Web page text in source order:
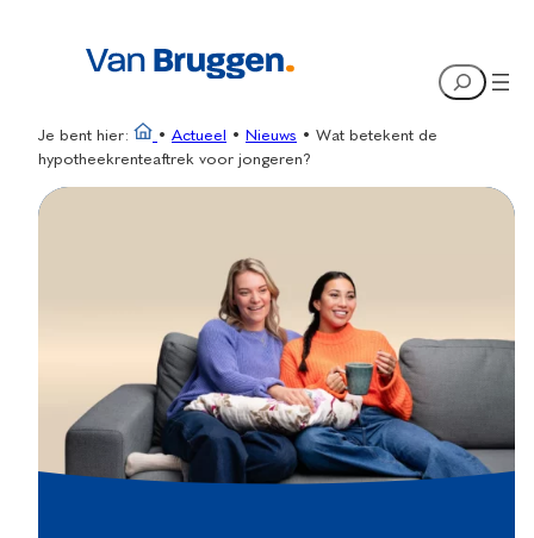
Search
Je bent hier: • Actueel • Nieuws • Wat betekent de
hypotheekrenteaftrek voor jongeren?